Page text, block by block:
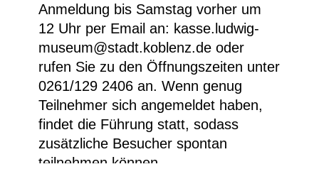
Anmeldung bis Samstag vorher um
12 Uhr per Email an: kasse.ludwig-
museum@stadt.koblenz.de oder
rufen Sie zu den Öffnungszeiten unter
0261/129 2406 an. Wenn genug
Teilnehmer sich angemeldet haben,
findet die Führung statt, sodass
zusätzliche Besucher spontan
teilnehmen können.